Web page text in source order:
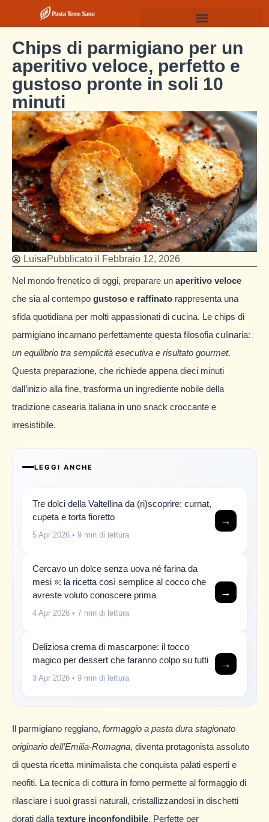
Chips di parmigiano per un
aperitivo veloce, perfetto e
gustoso pronte in soli 10
minuti
LuisaPubblicato il Febbraio 12, 2026
Nel mondo frenetico di oggi, preparare un aperitivo veloce
che sia al contempo gustoso e raffinato rappresenta una
sfida quotidiana per molti appassionati di cucina. Le chips di
parmigiano incarnano perfettamente questa filosofia culinaria:
un equilibrio tra semplicità esecutiva e risultato gourmet.
Questa preparazione, che richiede appena dieci minuti
dall’inizio alla fine, trasforma un ingrediente nobile della
tradizione casearia italiana in uno snack croccante e
irresistibile.
LEGGI ANCHE
Tre dolci della Valtellina da (ri)scoprire: curnat,
cupeta e torta fioretto
5 Apr 2026 • 9 min di lettura
→
Cercavo un dolce senza uova né farina da
mesi »: la ricetta così semplice al cocco che
avreste voluto conoscere prima
4 Apr 2026 • 7 min di lettura
→
Deliziosa crema di mascarpone: il tocco
magico per dessert che faranno colpo su tutti
3 Apr 2026 • 9 min di lettura
→
Il parmigiano reggiano, formaggio a pasta dura stagionato
originario dell’Emilia-Romagna, diventa protagonista assoluto
di questa ricetta minimalista che conquista palati esperti e
neofiti. La tecnica di cottura in forno permette al formaggio di
rilasciare i suoi grassi naturali, cristallizzandosi in dischetti
dorati dallatexture inconfondibile. Perfette per